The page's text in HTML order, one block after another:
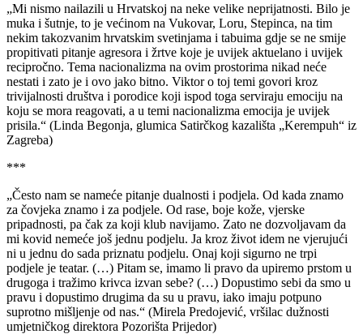
„Mi nismo nailazili u Hrvatskoj na neke velike neprijatnosti. Bilo je
muka i šutnje, to je većinom na Vukovar, Loru, Stepinca, na tim
nekim takozvanim hrvatskim svetinjama i tabuima gdje se ne smije
propitivati pitanje agresora i žrtve koje je uvijek aktuelano i uvijek
recipročno. Tema nacionalizma na ovim prostorima nikad neće
nestati i zato je i ovo jako bitno. Viktor o toj temi govori kroz
trivijalnosti društva i porodice koji ispod toga serviraju emociju na
koju se mora reagovati, a u temi nacionalizma emocija je uvijek
prisila.“ (Linda Begonja, glumica Satirčkog kazališta „Kerempuh“ iz
Zagreba)
***
„Često nam se nameće pitanje dualnosti i podjela. Od kada znamo
za čovjeka znamo i za podjele. Od rase, boje kože, vjerske
pripadnosti, pa čak za koji klub navijamo. Zato ne dozvoljavam da
mi kovid nemeće još jednu podjelu. Ja kroz život idem ne vjerujući
ni u jednu do sada priznatu podjelu. Onaj koji sigurno ne trpi
podjele je teatar. (…) Pitam se, imamo li pravo da upiremo prstom u
drugoga i tražimo krivca izvan sebe? (…) Dopustimo sebi da smo u
pravu i dopustimo drugima da su u pravu, iako imaju potpuno
suprotno mišljenje od nas.“ (Mirela Predojević, vršilac dužnosti
umjetničkog direktora Pozorišta Prijedor)